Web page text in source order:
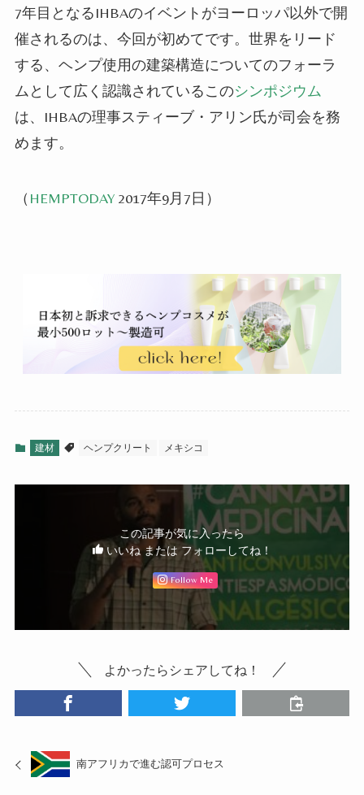
7年目となるIHBAのイベントがヨーロッパ以外で開
催されるのは、今回が初めてです。世界をリード
する、 ヘンプ使用の建築構造についてのフォーラ
ムとして広く認識されているこのシンポジウム
は、IHBAの理事スティーブ・アリン氏が司会を務
め ます。
（ HEMPTODAY2017年9月7日）
建材 ヘンプクリート メキシコ
この記事が気に入ったら
いいね または フォローしてね！
Follow Me
よかったらシェアしてね！
南アフリカで進む認可プロセス